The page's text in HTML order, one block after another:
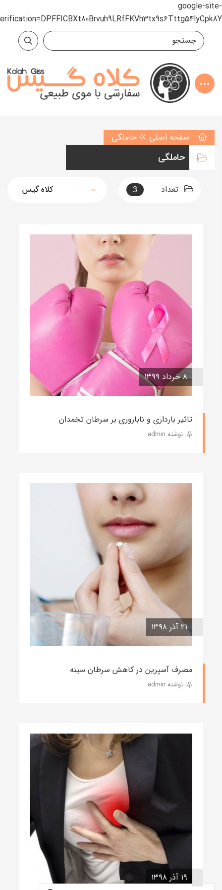
google-site-
صفحه اصلی حاملگی
حاملگی
تعداد 3
۸ خرداد ۱۳۹۹
تاثیر بارداری و ناباروری بر سرطان تخمدان
نوشته admin
۲۱ آذر ۱۳۹۸
مصرف آسپرین در کاهش سرطان سینه
نوشته admin
۱۹ آذر ۱۳۹۸